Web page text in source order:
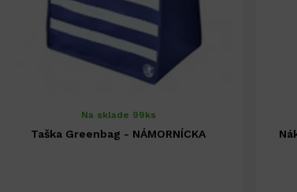
Na sklade 99ks
Taška Greenbag - NÁMORNÍCKA